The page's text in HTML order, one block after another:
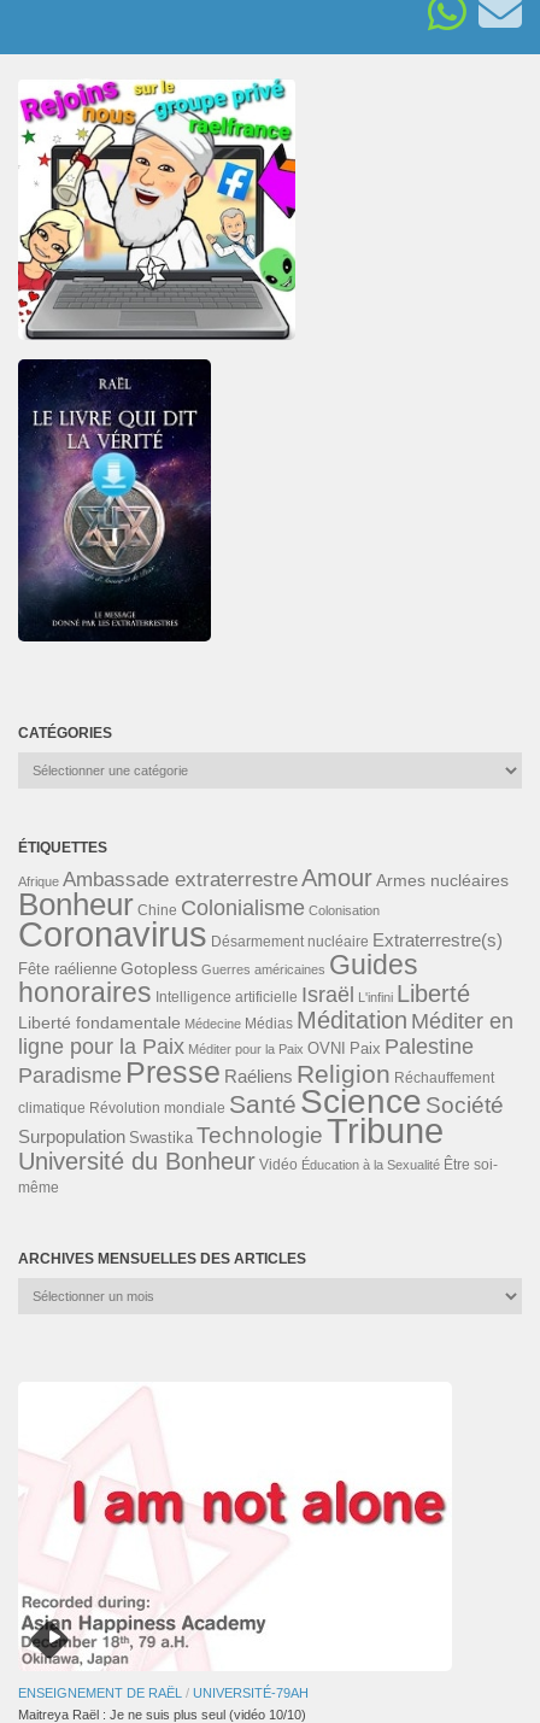
CATÉGORIES
Catégories
ÉTIQUETTES
Afrique Ambassade extraterrestreAmourArmes nucléaires
Bonheur Chine Colonialisme Colonisation
Coronavirus Désarmement nucléaire Extraterrestre(s)
Fête raélienne Gotopless Guerres américaines Guides
honoraires Intelligence artificielle Israël L'infini Liberté
Liberté fondamentale Médecine Médias Méditation Méditer en
ligne pour la Paix Méditer pour la Paix OVNI Paix Palestine
Paradisme Presse Raéliens Religion Réchauffement
climatique Révolution mondiale Santé Science Société
Surpopulation Swastika TechnologieTribune
Université du Bonheur Vidéo Éducation à la Sexualité Être soi-
même
ARCHIVES MENSUELLES DES ARTICLES
Archives
ENSEIGNEMENT DE RAËL / UNIVERSITÉ-79AH
Maitreya Raël : Je ne suis plus seul (vidéo 10/10)